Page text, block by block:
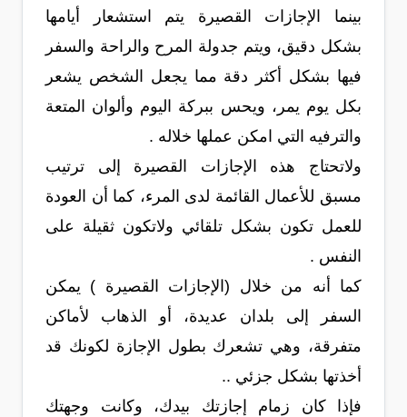
بينما الإجازات القصيرة يتم استشعار أيامها
بشكل دقيق، ويتم جدولة المرح والراحة والسفر
فيها بشكل أكثر دقة مما يجعل الشخص يشعر
بكل يوم يمر، ويحس ببركة اليوم وألوان المتعة
والترفيه التي امكن عملها خلاله .
ولاتحتاج هذه الإجازات القصيرة إلى ترتيب
مسبق للأعمال القائمة لدى المرء، كما أن العودة
للعمل تكون بشكل تلقائي ولاتكون ثقيلة على
النفس .
كما أنه من خلال (الإجازات القصيرة ) يمكن
السفر إلى بلدان عديدة، أو الذهاب لأماكن
متفرقة، وهي تشعرك بطول الإجازة لكونك قد
أخذتها بشكل جزئي ..
فإذا كان زمام إجازتك بيدك، وكانت وجهتك